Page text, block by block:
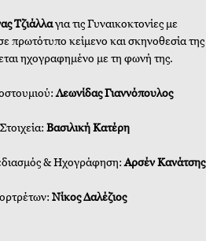
Τζιάλλαγια τις Γυναικοκτονίες με
πρωτότυπο κείμενο και σκηνοθεσία της
ηχογραφημένο με τη φωνή της.
Λεωνίδας Γιαννόπουλος
Βασιλική Κατέρη
& Ηχογράφηση:Αρσέν Κανάτσης
Νίκος Δαλέζιος